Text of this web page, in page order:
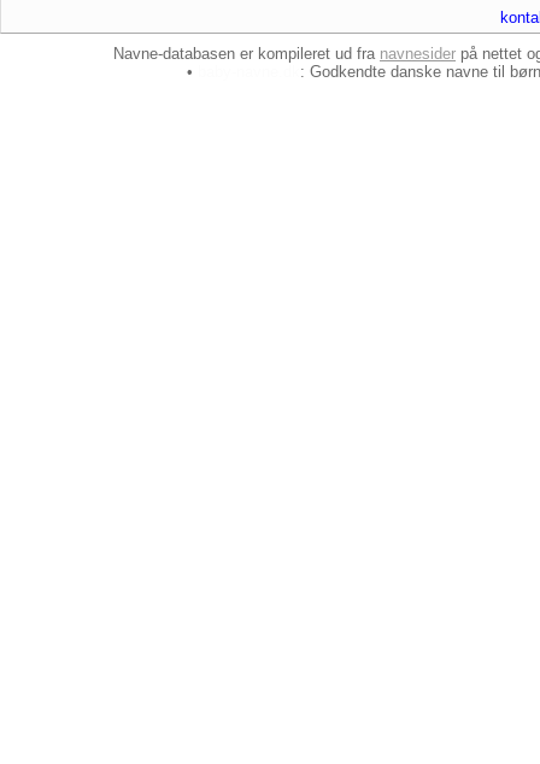
Navne-databasen er kompileret ud fra navnesider på nettet
•
: Godkendte danske navne til børn